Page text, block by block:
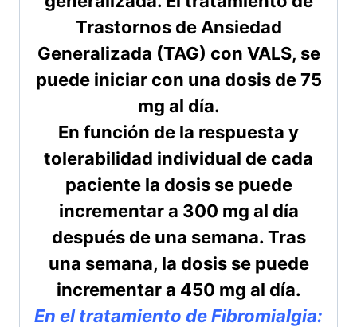
Trastornos de Ansiedad
Generalizada (TAG) con VALS, se
puede iniciar con una dosis de 75
mg al día.
En función de la respuesta y
tolerabilidad individual de cada
paciente la dosis se puede
incrementar a 300 mg al día
después de una semana. Tras
una semana, la dosis se puede
incrementar a 450 mg al día.
En el tratamiento de Fibromialgia: